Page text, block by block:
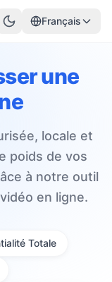
Français
une
locale et
poids de vos
à notre outil
en ligne.
Totale